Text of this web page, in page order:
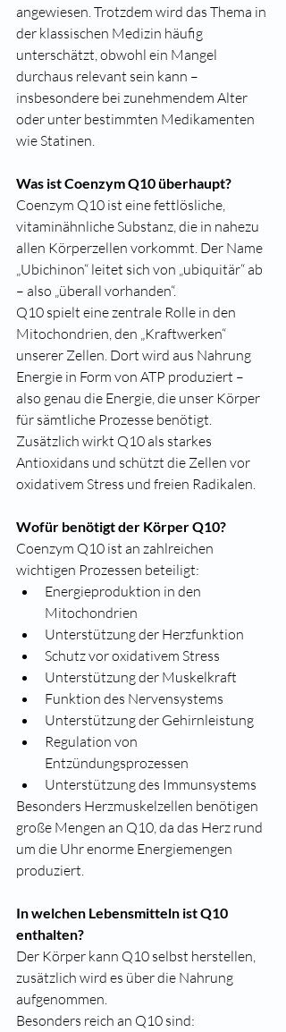
angewiesen. Trotzdem wird das Thema in
der klassischen Medizin häufig
unterschätzt, obwohl ein Mangel
durchaus relevant sein kann –
insbesondere bei zunehmendem Alter
oder unter bestimmten Medikamenten
wie Statinen.
Was ist Coenzym Q10 überhaupt?
Coenzym Q10 ist eine fettlösliche,
vitaminähnliche Substanz, die in nahezu
allen Körperzellen vorkommt. Der Name
„Ubichinon“ leitet sich von „ubiquitär“ ab
– also „überall vorhanden“.
Q10 spielt eine zentrale Rolle in den
Mitochondrien, den „Kraftwerken“
unserer Zellen. Dort wird aus Nahrung
Energie in Form von ATP produziert –
also genau die Energie, die unser Körper
für sämtliche Prozesse benötigt.
Zusätzlich wirkt Q10 als starkes
Antioxidans und schützt die Zellen vor
oxidativem Stress und freien Radikalen.
Wofür benötigt der Körper Q10?
Coenzym Q10 ist an zahlreichen
wichtigen Prozessen beteiligt:
Energieproduktion in den
Mitochondrien
Unterstützung der Herzfunktion
Schutz vor oxidativem Stress
Unterstützung der Muskelkraft
Funktion des Nervensystems
Unterstützung der Gehirnleistung
Regulation von
Entzündungsprozessen
Unterstützung des Immunsystems
Besonders Herzmuskelzellen benötigen
große Mengen an Q10, da das Herz rund
um die Uhr enorme Energiemengen
produziert.
In welchen Lebensmitteln ist Q10
enthalten?
Der Körper kann Q10 selbst herstellen,
zusätzlich wird es über die Nahrung
aufgenommen.
Besonders reich an Q10 sind: